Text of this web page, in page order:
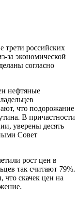
трети российских
за экономической
согласно
нефтяные
что подорожание
В причастности
уверены десять
Совет
рост цен в
так считают 79%.
скачек цен на